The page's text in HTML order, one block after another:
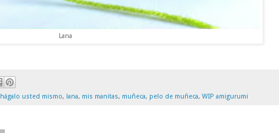
Lana
hágalo usted mismo, lana, mis manitas, muñeca, pelo de muñeca, WIP amigurumi